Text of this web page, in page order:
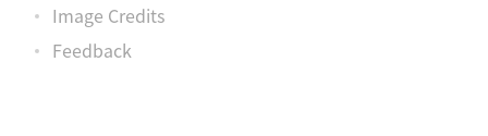
Image Credits
Feedback